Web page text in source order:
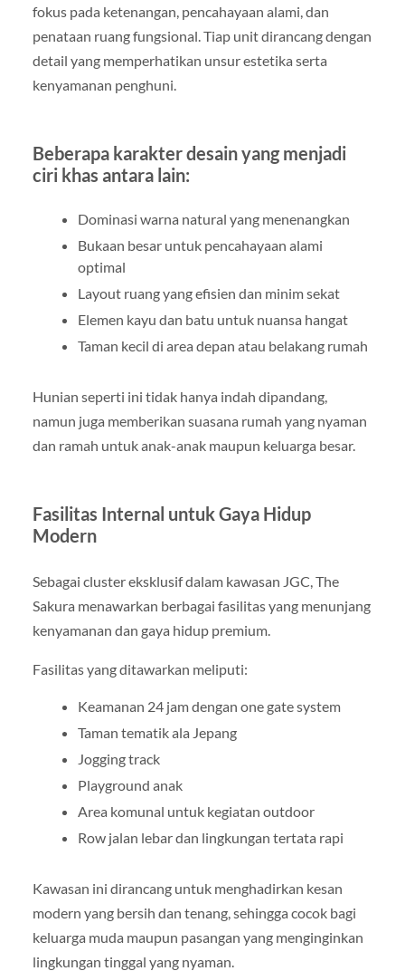
fokus pada ketenangan, pencahayaan alami, dan
penataan ruang fungsional. Tiap unit dirancang dengan
detail yang memperhatikan unsur estetika serta
kenyamanan penghuni.
Beberapa karakter desain yang menjadi
ciri khas antara lain:
Dominasi warna natural yang menenangkan
Bukaan besar untuk pencahayaan alami
optimal
Layout ruang yang efisien dan minim sekat
Elemen kayu dan batu untuk nuansa hangat
Taman kecil di area depan atau belakang rumah
Hunian seperti ini tidak hanya indah dipandang,
namun juga memberikan suasana rumah yang nyaman
dan ramah untuk anak-anak maupun keluarga besar.
Fasilitas Internal untuk Gaya Hidup
Modern
Sebagai cluster eksklusif dalam kawasan JGC, The
Sakura menawarkan berbagai fasilitas yang menunjang
kenyamanan dan gaya hidup premium.
Fasilitas yang ditawarkan meliputi:
Keamanan 24 jam dengan one gate system
Taman tematik ala Jepang
Jogging track
Playground anak
Area komunal untuk kegiatan outdoor
Row jalan lebar dan lingkungan tertata rapi
Kawasan ini dirancang untuk menghadirkan kesan
modern yang bersih dan tenang, sehingga cocok bagi
keluarga muda maupun pasangan yang menginginkan
lingkungan tinggal yang nyaman.